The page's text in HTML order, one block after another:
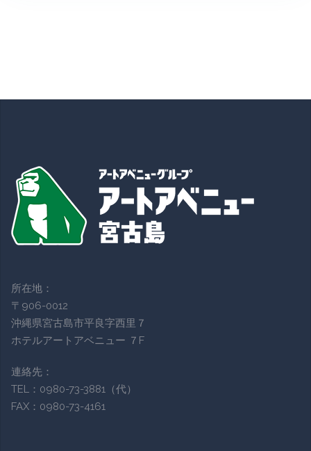
所在地：
〒906-0012
沖縄県宮古島市平良字西里７
ホテルアートアベニュー ７F
連絡先：
TEL：0980-73-3881（代）
FAX：0980-73-4161